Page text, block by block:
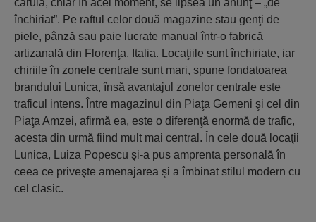
căruia, chiar în acel moment, se lipsea un anunţ – „de
închiriat”. Pe raftul celor două magazine stau genţi de
piele, pânză sau paie lucrate manual într-o fabrică
artizanală din Florenţa, Italia. Locaţiile sunt închiriate, iar
chiriile în zonele centrale sunt mari, spune fondatoarea
brandului Lunica, însă avantajul zonelor centrale este
traficul intens. Între magazinul din Piaţa Gemeni şi cel din
Piaţa Amzei, afirmă ea, este o diferenţă enormă de trafic,
acesta din urmă fiind mult mai central. În cele două locaţii
Lunica, Luiza Popescu şi-a pus amprenta personală în
ceea ce priveşte amenajarea şi a îmbinat stilul modern cu
cel clasic.